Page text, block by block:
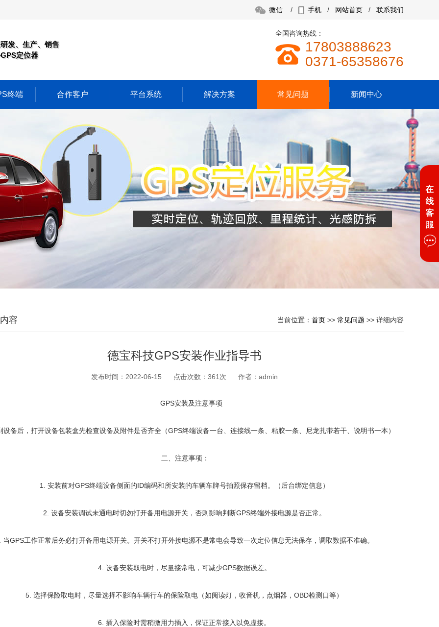
微信 / 手机 / 网站首页 / 联系我们
发、生产、销售
定位器
全国咨询热线：
17803888623
0371-65358676
终端 合作客户 平台系统 解决方案 常见问题 新闻中心
容 当前位置： 首页 >> 常见问题 >> 详细内容
德宝科技GPS安装作业指导书
发布时间： 2022-06-15 点击次数： 361次 作者： admin
GPS安装及注意事项
备后，打开设备包装盒先检查设备及附件是否齐全（GPS终端设备一台、连接线一条、粘胶一条、尼龙扎带若干、说明书一本）
二、注意事项：
1. 安装前对GPS终端设备侧面的ID编码和所安装的车辆车牌号拍照保存留档。（后台绑定信息）
2. 设备安装调试未通电时切勿打开备用电源开关，否则影响判断GPS终端外接电源是否正常。
当GPS工作正常后务必打开备用电源开关。开关不打开外接电源不是常电会导致一次定位信息无法保存，调取数据不准确。
4. 设备安装取电时，尽量接常电，可减少GPS数据误差。
5. 选择保险取电时，尽量选择不影响车辆行车的保险取电（如阅读灯，收音机，点烟器，OBD检测口等）
6. 插入保险时需稍微用力插入，保证正常接入以免虚接。